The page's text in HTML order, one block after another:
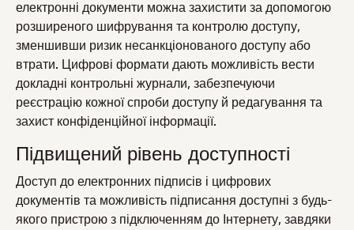
електронні документи можна захистити за допомогою
розширеного шифрування та контролю доступу,
зменшивши ризик несанкціонованого доступу або
втрати. Цифрові формати дають можливість вести
докладні контрольні журнали, забезпечуючи
реєстрацію кожної спроби доступу й редагування та
захист конфіденційної інформації.
Підвищений рівень доступності
Доступ до електронних підписів і цифрових
документів та можливість підписання доступні з будь-
якого пристрою з підключенням до Інтернету, завдяки